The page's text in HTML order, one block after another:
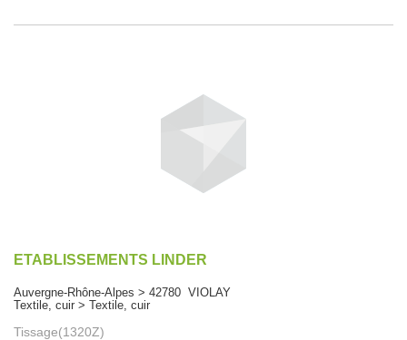
ETABLISSEMENTS LINDER
Auvergne-Rhône-Alpes > 42780 VIOLAY
Textile, cuir > Textile, cuir
Tissage(1320Z)